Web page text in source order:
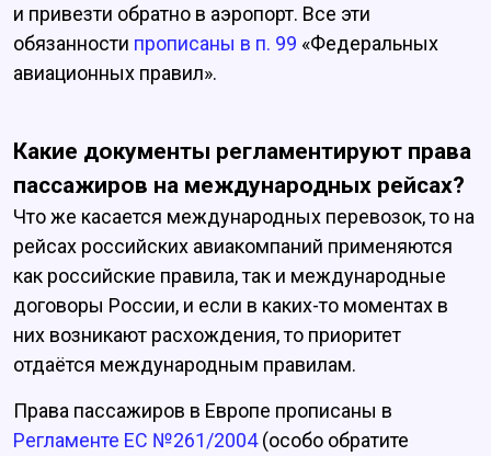
и привезти обратно в аэропорт. Все эти
обязанности прописаны в п. 99 «Федеральных
авиационных правил».
Какие документы регламентируют права
пассажиров на международных рейсах?
Что же касается международных перевозок, то на
рейсах российских авиакомпаний применяются
как российские правила, так и международные
договоры России, и если в каких-то моментах в
них возникают расхождения, то приоритет
отдаётся международным правилам.
Права пассажиров в Европе прописаны в
Регламенте ЕС №261/2004(особо обратите